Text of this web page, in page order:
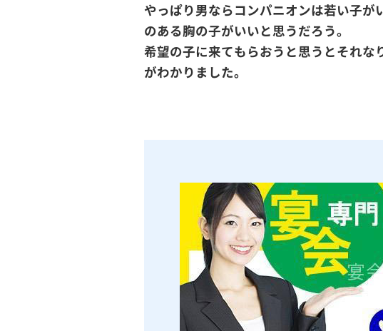
やっぱり男ならコンパニオンは若い子が
のある胸の子がいいと思うだろう。
希望の子に来てもらおうと思うとそれな
がわかりました。